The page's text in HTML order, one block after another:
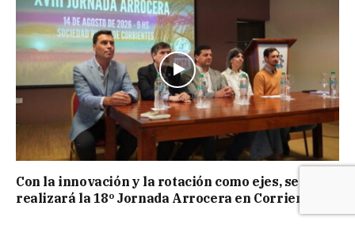
Con la innovación y la rotación como ejes, se
realizará la 18º Jornada Arrocera en Corrientes